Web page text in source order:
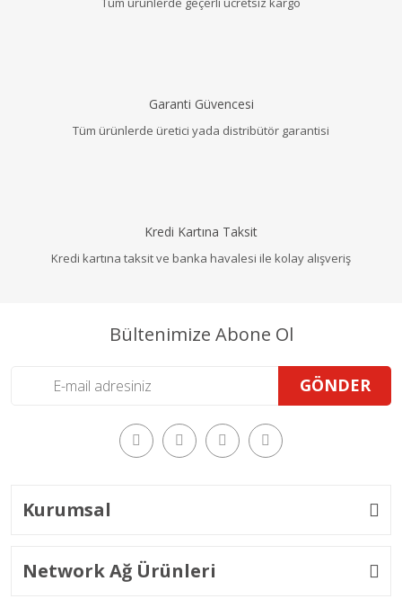
Garanti Güvencesi
Tüm ürünlerde üretici yada distribütör garantisi
Kredi Kartına Taksit
Kredi kartına taksit ve banka havalesi ile kolay alışveriş
Bültenimize Abone Ol
GÖNDER
Kurumsal
Network Ağ Ürünleri